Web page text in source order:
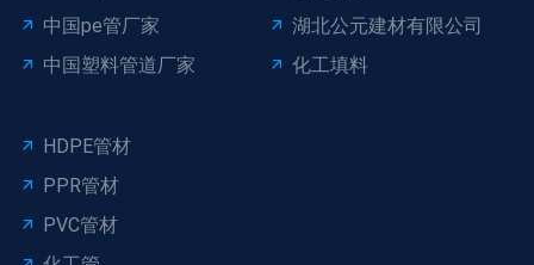
中国pe管厂家
湖北公元建材有限公司
中国塑料管道厂家
化工填料
HDPE管材
PPR管材
PVC管材